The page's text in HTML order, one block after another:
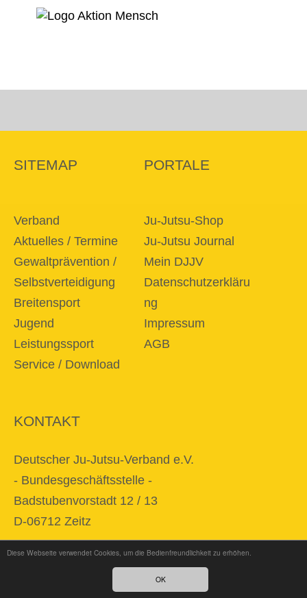
OK
Diese Webseite verwendet Cookies, um die Bedienfreundlichkeit zu erhöhen.
SITEMAP
Verband
Aktuelles / Termine
Gewaltprävention /
Selbstverteidigung
Breitensport
Jugend
Leistungssport
Service / Download
PORTALE
Ju-Jutsu-Shop
Ju-Jutsu Journal
Mein DJJV
Datenschutzerkläru
ng
Impressum
AGB
KONTAKT
Deutscher Ju-Jutsu-Verband e.V.
- Bundesgeschäftsstelle -
Badstubenvorstadt 12 / 13
D-06712 Zeitz
Fon + 49 34 41 / 22 86 87 0